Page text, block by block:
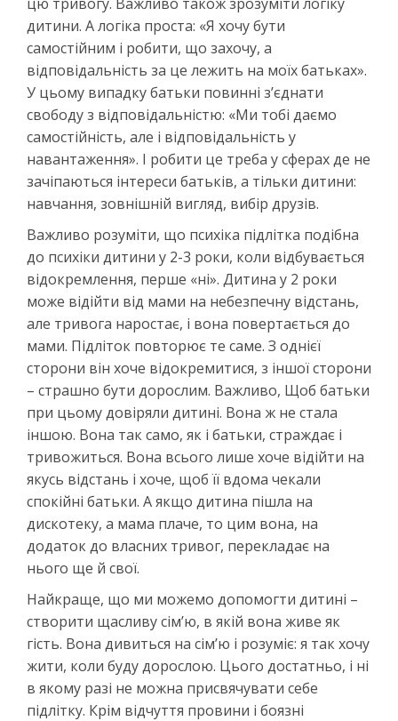
дитини. А логіка проста: «Я хочу бути
самостійним і робити, що захочу, а
відповідальність за це лежить на моїх батьках».
У цьому випадку батьки повинні з’єднати
свободу з відповідальністю: «Ми тобі даємо
самостійність, але і відповідальність у
навантаження». І робити це треба у сферах де не
зачіпаються інтереси батьків, а тільки дитини:
навчання, зовнішній вигляд, вибір друзів.
Важливо розуміти, що психіка підлітка подібна
до психіки дитини у 2-3 роки, коли відбувається
відокремлення, перше «ні». Дитина у 2 роки
може відійти від мами на небезпечну відстань,
але тривога наростає, і вона повертається до
мами. Підліток повторює те саме. З однієї
сторони він хоче відокремитися, з іншої сторони
– страшно бути дорослим. Важливо, Щоб батьки
при цьому довіряли дитині. Вона ж не стала
іншою. Вона так само, як і батьки, страждає і
тривожиться. Вона всього лише хоче відійти на
якусь відстань і хоче, щоб її вдома чекали
спокійні батьки. А якщо дитина пішла на
дискотеку, а мама плаче, то цим вона, на
додаток до власних тривог, перекладає на
нього ще й свої.
Найкраще, що ми можемо допомогти дитині –
створити щасливу сім’ю, в якій вона живе як
гість. Вона дивиться на сім’ю і розуміє: я так хочу
жити, коли буду дорослою. Цього достатньо, і ні
в якому разі не можна присвячувати себе
підлітку. Крім відчуття провини і боязні